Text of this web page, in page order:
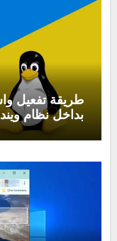
طريقة تفعيل
بداخل نظام